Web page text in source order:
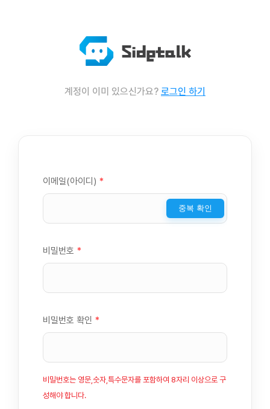
계정이 이미 있으신가요? 로그인 하기
이메일(아이디) *
중복 확인
비밀번호 *
비밀번호 확인 *
비밀번호는 영문,숫자,특수문자를 포함하여 8자리 이상으로 구
성해야 합니다.